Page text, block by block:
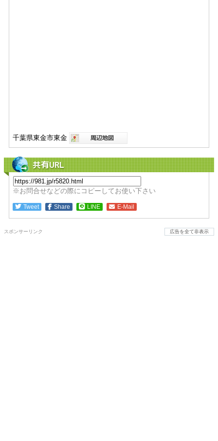
千葉県東金市東金
共有URL
※お問合せなどの際にコピーしてお使い下さい
Tweet Share LINE E-Mail
スポンサーリンク 広告を全て非表示